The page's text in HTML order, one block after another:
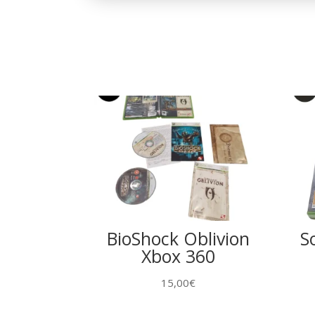
BioShock Oblivion
Xbox 360
15,00€